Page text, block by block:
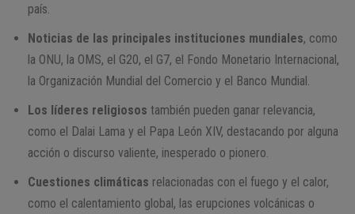
país.
Noticias de las principales instituciones mundiales, como
la ONU, la OMS, el G20, el G7, el Fondo Monetario Internacional,
la Organización Mundial del Comercio y el Banco Mundial.
Los líderes religiosos también pueden ganar relevancia,
como el Dalai Lama y el Papa León XIV, destacando por alguna
acción o discurso valiente, inesperado o pionero.
Cuestiones climáticas relacionadas con el fuego y el calor,
como el calentamiento global, las erupciones volcánicas o